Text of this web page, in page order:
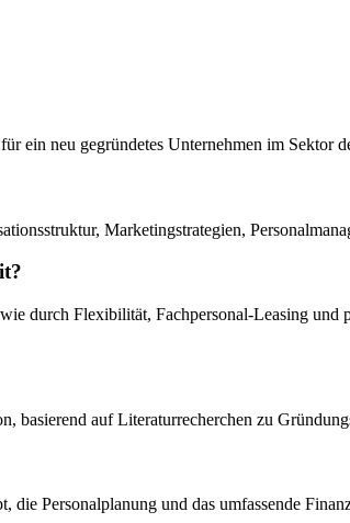
ein neu gegründetes Unternehmen im Sektor
Marketingstrategien,
durch Flexibilität, Fachpersonal-Leasing
auf Literaturrecherchen zu
Personalplanung und das umfassende